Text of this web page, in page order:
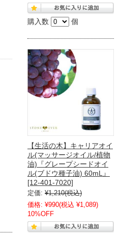
購入数 個
【生活の木】キャリアオイ
ル(マッサージオイル/植物
油)『グレープシードオイ
ル(ブドウ種子油) 60mL』
[12-401-7020]
定価: ¥1,210(税込)
価格: ¥990(税込 ¥1,089)
10%OFF